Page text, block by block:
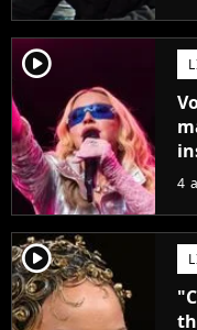
player2
4
player2